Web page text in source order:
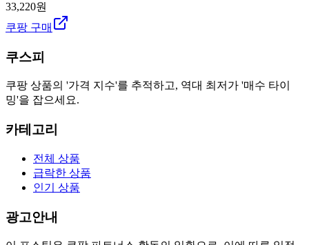
33,220원
쿠팡 구매
쿠스피
쿠팡 상품의 '가격 지수'를 추적하고, 역대 최저가 '매수 타이
밍'을 잡으세요.
카테고리
전체 상품
급락한 상품
인기 상품
광고안내